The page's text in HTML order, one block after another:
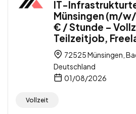
IT-
Münsingen (m/
€ / Stunde –
Teilzeitjob,
72525 Münsingen,
Deutschland
01/08/2026
Vollzeit